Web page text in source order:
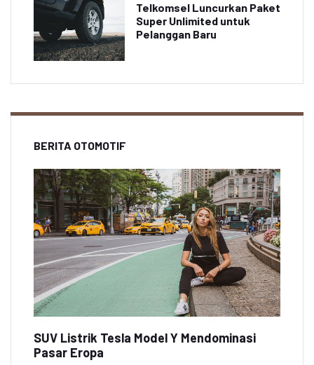
Telkomsel Luncurkan Paket
Super Unlimited untuk
Pelanggan Baru
BERITA OTOMOTIF
SUV Listrik Tesla Model Y Mendominasi
Pasar Eropa